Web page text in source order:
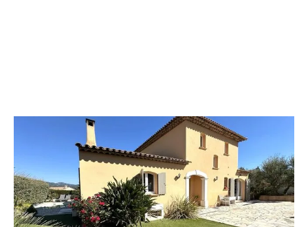
COGOLIN 83
, 5 pièces
Maison à vendre
758 000 €